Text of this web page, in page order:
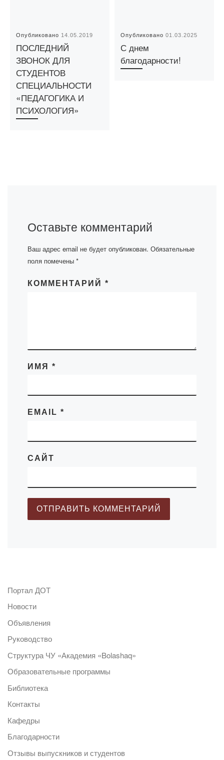
Опубликовано 14.05.2019
ПОСЛЕДНИЙ
ЗВОНОК ДЛЯ
СТУДЕНТОВ
СПЕЦИАЛЬНОСТИ
«ПЕДАГОГИКА И
ПСИХОЛОГИЯ»
Опубликовано01.03.2025
С днем
благодарности!
Оставьте комментарий
Ваш адрес email не будет опубликован. Обязательные
поля помечены *
КОММЕНТАРИЙ *
ИМЯ *
EMAIL *
САЙТ
Портал ДОТ
Новости
Объявления
Руководство
Структура ЧУ «Академия «Bolashaq»
Образовательные программы
Библиотека
Контакты
Кафедры
Благодарности
Отзывы выпускников и студентов